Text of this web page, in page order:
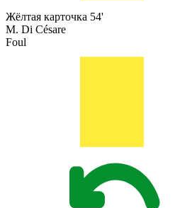
Жёлтая карточка 54'
M. Di Césare
Foul